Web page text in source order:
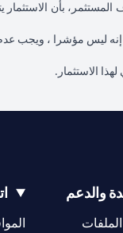
المستثمر، بأن
إنه ليس مؤشرا ،
الاستثمار.
والدعم